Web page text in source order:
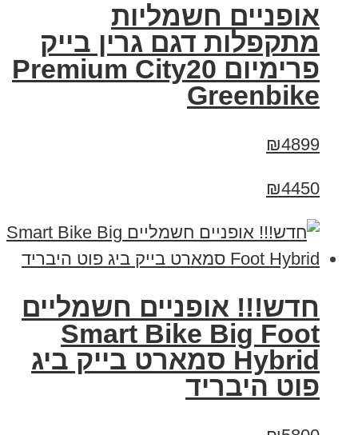
אופניים חשמליות
מתקפלות דגם גרין בייק
פרימיום Premium City20
Greenbike
₪4899
₪4450
חדש!!! אופניים חשמליים
Smart Bike Big Foot
Hybrid סמארט בייק ביג
פוט היבריד